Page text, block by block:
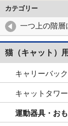
カテゴリー
一つ上の階層
猫（キャット）用
キャリーバック
キャットタワー
運動器具・お